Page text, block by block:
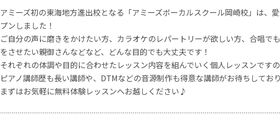
アミーズ初の東海地方進出校となる「アミーズボーカルスクール岡崎校」は、
プンしました！
ご自分の声に磨きをかけたい方、カラオケのレパートリーが欲しい方、合唱で
をさせたい親御さんなどなど、どんな目的でも大丈夫です！
それぞれの体調や目的に合わせたレッスン内容を組んでいく個人レッスンです
ピアノ講師歴も長い講師や、DTMなどの音源制作も得意な講師がお待ちしてお
まずはお気軽に無料体験レッスンへお越しください♪